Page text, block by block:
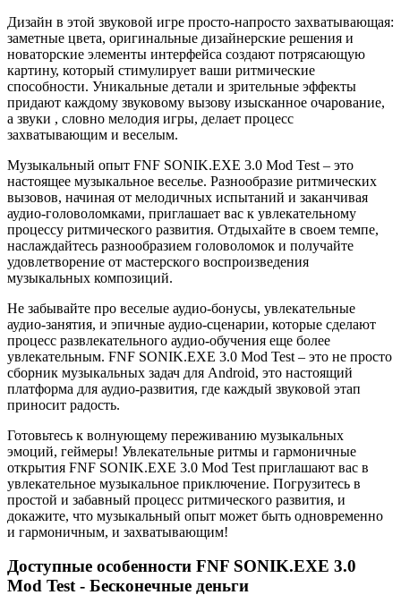
Дизайн в этой звуковой игре просто-напросто захватывающая:
заметные цвета, оригинальные дизайнерские решения и
новаторские элементы интерфейса создают потрясающую
картину, который стимулирует ваши ритмические
способности. Уникальные детали и зрительные эффекты
придают каждому звуковому вызову изысканное очарование,
а звуки , словно мелодия игры, делает процесс
захватывающим и веселым.
Музыкальный опыт FNF SONIK.EXE 3.0 Mod Test – это
настоящее музыкальное веселье. Разнообразие ритмических
вызовов, начиная от мелодичных испытаний и заканчивая
аудио-головоломками, приглашает вас к увлекательному
процессу ритмического развития. Отдыхайте в своем темпе,
наслаждайтесь разнообразием головоломок и получайте
удовлетворение от мастерского воспроизведения
музыкальных композиций.
Не забывайте про веселые аудио-бонусы, увлекательные
аудио-занятия, и эпичные аудио-сценарии, которые сделают
процесс развлекательного аудио-обучения еще более
увлекательным. FNF SONIK.EXE 3.0 Mod Test – это не просто
сборник музыкальных задач для Android, это настоящий
платформа для аудио-развития, где каждый звуковой этап
приносит радость.
Готовьтесь к волнующему переживанию музыкальных
эмоций, геймеры! Увлекательные ритмы и гармоничные
открытия FNF SONIK.EXE 3.0 Mod Test приглашают вас в
увлекательное музыкальное приключение. Погрузитесь в
простой и забавный процесс ритмического развития, и
докажите, что музыкальный опыт может быть одновременно
и гармоничным, и захватывающим!
Доступные особенности FNF SONIK.EXE 3.0
Mod Test - Бесконечные деньги